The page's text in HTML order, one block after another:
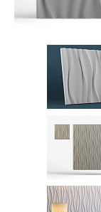
Honda
Шпатлевки,
Эмали
Грунтовки,
Магнитные